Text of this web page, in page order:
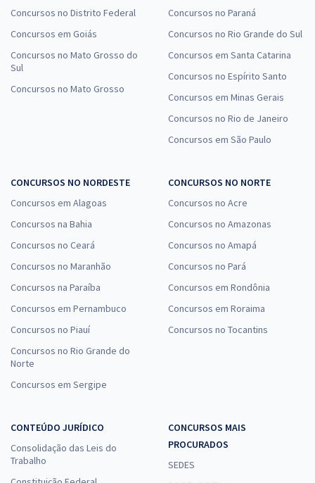
Concursos no Distrito Federal
Concursos em Goiás
Concursos no Mato Grosso do
Sul
Concursos no Mato Grosso
Concursos no Paraná
Concursos no Rio Grande do Sul
Concursos em Santa Catarina
Concursos no Espírito Santo
Concursos em Minas Gerais
Concursos no Rio de Janeiro
Concursos em São Paulo
CONCURSOS NO NORDESTE
Concursos em Alagoas
Concursos na Bahia
Concursos no Ceará
Concursos no Maranhão
Concursos na Paraíba
Concursos em Pernambuco
Concursos no Piauí
Concursos no Rio Grande do
Norte
Concursos em Sergipe
CONCURSOS NO NORTE
Concursos no Acre
Concursos no Amazonas
Concursos no Amapá
Concursos no Pará
Concursos em Rondônia
Concursos em Roraima
Concursos no Tocantins
CONTEÚDO JURÍDICO
Consolidação das Leis do
Trabalho
CONCURSOS MAIS
PROCURADOS
SEDES